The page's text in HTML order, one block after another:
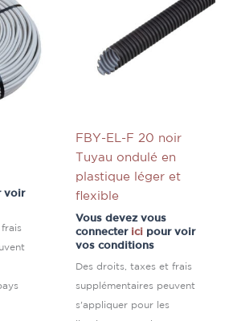
voir
FBY-EL-F 20 noir
Tuyau ondulé en
plastique léger et
flexible
Vous devez vous
connecter ici pour voir
vos conditions
Des droits, taxes et frais
supplémentaires peuvent
s'appliquer pour les